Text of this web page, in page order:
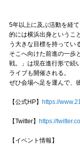
5年以上に及ぶ活動を経
的には横浜出身というこ
う大きな目標を持ってい
そこへ向けた前進の一歩
戦。」は現在進行形で続
ライブも開催される。
ぜひ会場へ足を運んで、
【公式HP】 https://
【Twitter】 https://
【イベント情報】